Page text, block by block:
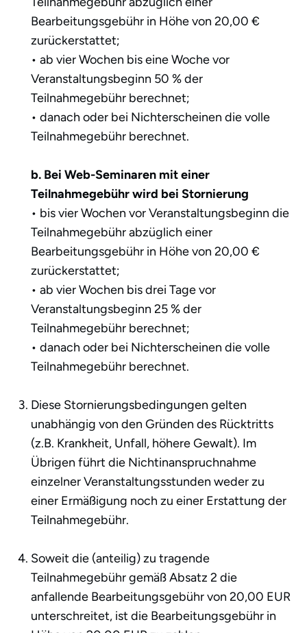
Bearbeitungsgebühr in Höhe von 20,00 €
zurückerstattet;
• ab vier Wochen bis eine Woche vor
Veranstaltungsbeginn 50 % der
Teilnahmegebühr berechnet;
• danach oder bei Nichterscheinen die volle
Teilnahmegebühr berechnet.
b. Bei Web-Seminaren mit einer
Teilnahmegebühr wird bei Stornierung
• bis vier Wochen vor Veranstaltungsbeginn die
Teilnahmegebühr abzüglich einer
Bearbeitungsgebühr in Höhe von 20,00 €
zurückerstattet;
• ab vier Wochen bis drei Tage vor
Veranstaltungsbeginn 25 % der
Teilnahmegebühr berechnet;
• danach oder bei Nichterscheinen die volle
Teilnahmegebühr berechnet.
Diese Stornierungsbedingungen gelten
unabhängig von den Gründen des Rücktritts
(z.B. Krankheit, Unfall, höhere Gewalt). Im
Übrigen führt die Nichtinanspruchnahme
einzelner Veranstaltungsstunden weder zu
einer Ermäßigung noch zu einer Erstattung der
Teilnahmegebühr.
Soweit die (anteilig) zu tragende
Teilnahmegebühr gemäß Absatz 2 die
anfallende Bearbeitungsgebühr von 20,00 EUR
unterschreitet, ist die Bearbeitungsgebühr in